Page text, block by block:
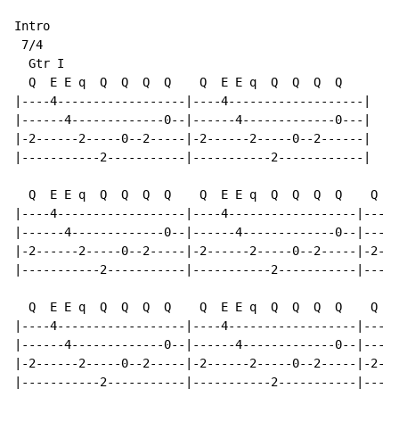
Intro
7/4
  Gtr I
  Q  E E q  Q  Q  Q  Q    Q  E E q  Q  Q  Q  Q
|----4------------------|----4-------------------|
|------4-------------0--|------4-------------0---|
|-2------2-----0--2-----|-2------2-----0--2------|
|-----------2-----------|-----------2------------|
Q  E E q  Q  Q  Q  Q    Q  E E q  Q  Q  Q  Q    Q
|----4------------------|----4------------------|----
|------4-------------0--|------4-------------0--
|-2------2-----0--2-----|-2------2-----0--2-----|-
|-----------2-----------|-----------2-----------
Q  E E q  Q  Q  Q  Q    Q  E E q  Q  Q  Q  Q    Q
|----4------------------|----4------------------|----
|------4-------------0--|------4-------------0--
|-2------2-----0--2-----|-2------2-----0--2-----|-
|-----------2-----------|-----------2-----------